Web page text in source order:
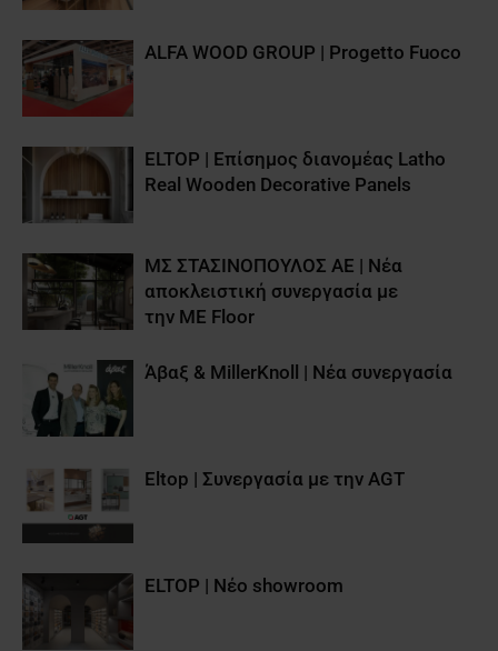
ALFA WOOD GROUP | Progetto Fuoco
ELTOP | Επίσημος διανομέας Latho
Real Wooden Decorative Panels
ΜΣ ΣΤΑΣΙΝΟΠΟΥΛΟΣ ΑΕ | Νέα
αποκλειστική συνεργασία με
την ME Floor
Άβαξ & MillerKnoll | Νέα συνεργασία
Eltop | Συνεργασία με την AGT
ELTOP | Νέο showroom